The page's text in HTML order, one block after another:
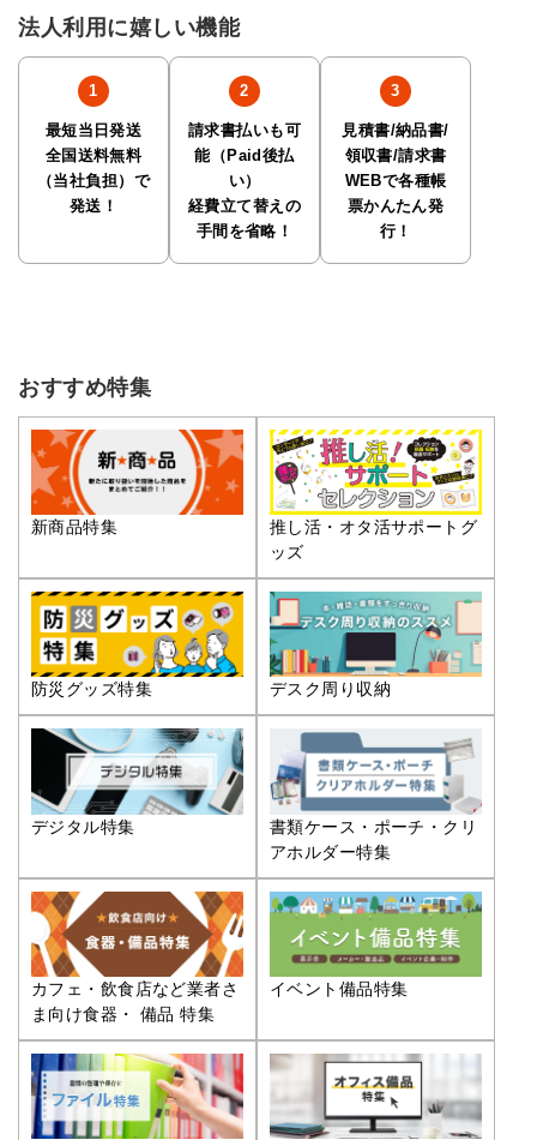
法人利用に嬉しい機能
最短当日発送
全国送料無料
（当社負担）で
発送！
請求書払いも可
能（Paid後払
い）
経費立て替えの
手間を省略！
見積書/納品書/
領収書/請求書
WEBで各種帳
票かんたん発
行！
おすすめ特集
新商品特集
推し活・オタ活サポートグ
ッズ
防災グッズ特集 デスク周り収納
デジタル特集
書類ケース・ポーチ・クリ
アホルダー特集
カフェ・飲食店など業者さ
ま向け食器・ 備品 特集
イベント備品特集